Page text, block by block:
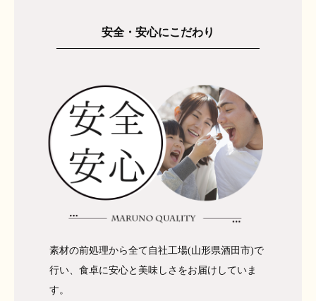
安全・安心にこだわり
素材の前処理から全て自社工場(山形県酒田市)で
行い、食卓に安心と美味しさをお届けしていま
す。